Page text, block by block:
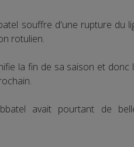
souffre d'une rupture du
rotulien.
la fin de sa saison et
avait pourtant de